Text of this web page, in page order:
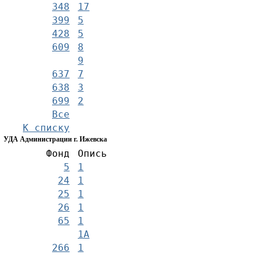
348
17
399
5
428
5
609
8
9
637
7
638
3
699
2
Все
К списку
УДА Администрации г. Ижевска
Фонд
Опись
5
1
24
1
25
1
26
1
65
1
1А
266
1